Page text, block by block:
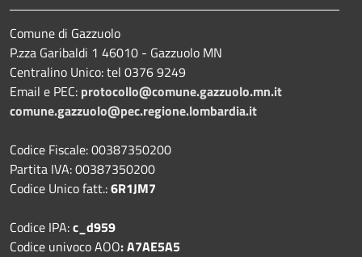
Comune di Gazzuolo
P.zza Garibaldi 1 46010 - Gazzuolo MN
Centralino Unico: tel 0376 9249
Email e PEC: protocollo@comune.gazzuolo.mn.it
comune.gazzuolo@pec.regione.lombardia.it
Codice Fiscale: 00387350200
Partita IVA: 00387350200
Codice Unico fatt.:6R1JM7
Codice IPA:c_d959
Codice univoco AOO: A7AE5A5